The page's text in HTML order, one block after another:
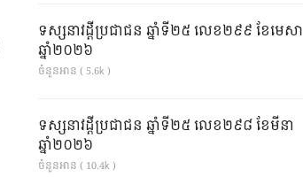
ទស្សនាវដ្ដីប្រជាជន ឆ្នាំទី២៥ លេខ២៩៩ ខែមេសា
ឆ្នាំ២០២៦
ចំនួនអាន ( 5.6k )
ទស្សនាវដ្ដីប្រជាជន ឆ្នាំទី២៥ លេខ២៩៨ ខែមីនា
ឆ្នាំ២០២៦
ចំនួនអាន ( 10.4k )